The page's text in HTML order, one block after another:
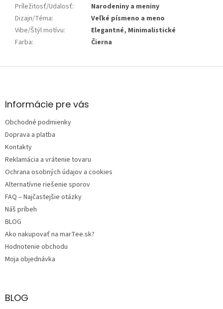
Príležitosť/Udalosť:
Narodeniny a meniny
Dizajn/Téma:
Veľké písmeno a meno
Vibe/Štýl motívu:
Elegantné, Minimalistické
Farba: Čierna
Z
ä
e
Informácie pre vás
Obchodné podmienky
Doprava a platba
Kontakty
Reklamácia a vrátenie tovaru
Ochrana osobných údajov a cookies
Alternatívne riešenie sporov
FAQ – Najčastejšie otázky
Náš príbeh
BLOG
Ako nakupovať na marTee.sk?
Hodnotenie obchodu
Moja objednávka
BLOG